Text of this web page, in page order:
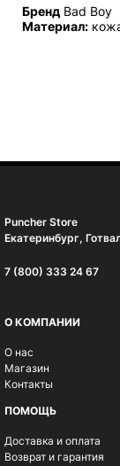
Бренд Bad Boy
Материал:
Puncher Store
Екатеринбург,
7 (800) 333 24 67
О КОМПАНИИ
О нас
Магазин
Контакты
ПОМОЩЬ
Доставка и оплата
Возврат и гарантия